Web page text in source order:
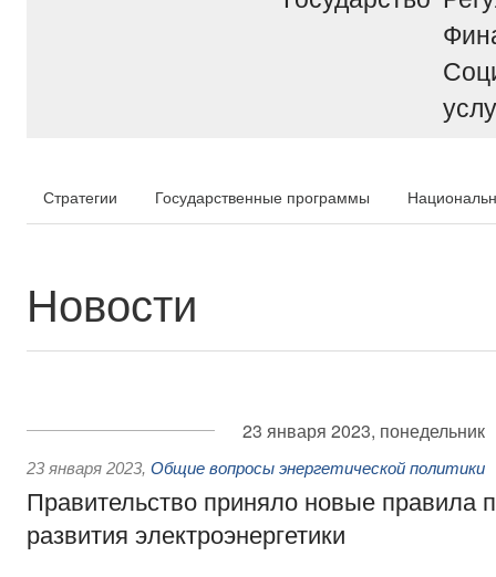
Стратегии Государственные программы
Новости
23 января 2023, понедельник
23 января 2023, Общие вопросы энергетической политики
Правительство приняло новые правила
развития электроэнергетики